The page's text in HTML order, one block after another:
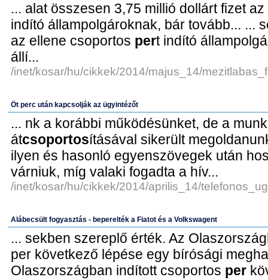
... alat összesen 3,75 millió dollárt fizet
indító állampolgároknak, bár tovább... ...
az ellene csoportos pert indító
állí...
/inet/kosar/hu/cikkek/2014/majus_14/
Öt perc után kapcsolják az ügyintézőt
... nk a korábbi működésünket, de a
átcsoportosításával sikerült
ilyen és hasonló egyenszövegek után
várniuk, míg valaki fogadta a hív...
/inet/kosar/hu/cikkek/2014/aprilis_14/
Alábecsült fogyasztás - beperelték a Fiatot és a Volkswagent
... sekben szereplő érték. Az
per következő lépése egy bírósági
Olaszországban indított csoportos per